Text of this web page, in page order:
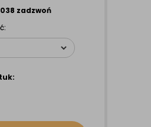
zadzwoń